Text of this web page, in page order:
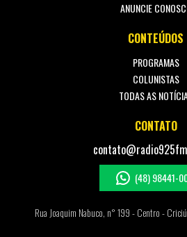
ANUNCIE
CONTEÚDOS
PROGRAMAS
COLUNISTAS
TODAS AS
CONTATO
(48) 98441-
Rua Joaquim Nabuco, n° 199 - Centro -